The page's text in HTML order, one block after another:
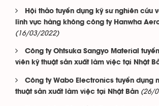
Hội thảo tuyển dụng kỹ sư nghiên cứu
lĩnh vực hàng không công ty Hanwha
(16/03/2022)
Công ty Ohtsuka Sangyo Material
viên kỹ thuật sản xuất làm việc tại Nhật
Công ty Wabo Electronics tuyển dụng
thuật sản xuất làm việc tại Nhật Bản (26/